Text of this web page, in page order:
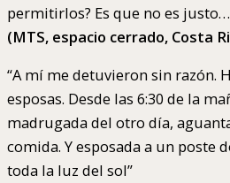
permitirlos? Es que no es
(MTS, espacio cerrado, Costa
“A mí me detuvieron sin razón.
esposas. Desde las 6:30 de la
madrugada del otro día,
comida. Y esposada a un poste
toda la luz del sol”